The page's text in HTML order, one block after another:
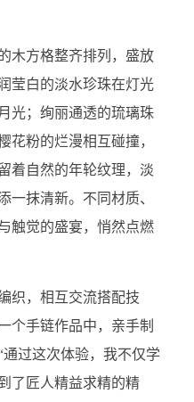
木方格整齐排列，盛放
莹白的淡水珍珠在灯光
光；绚丽通透的琉璃珠
花粉的烂漫相互碰撞，
着自然的年轮纹理，淡
一抹清新。不同材质、
触觉的盛宴，悄然点燃
织，相互交流搭配技
个手链作品中，亲手制
过这次体验，我不仅学
了匠人精益求精的精